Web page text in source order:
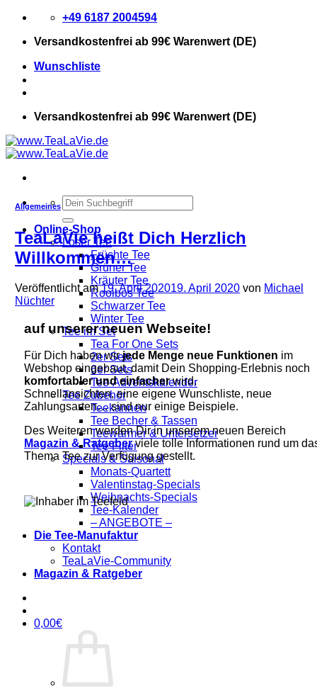
Zum
springen
+49 6187 2004594
Versandkostenfrei ab 99€ Warenwert (DE)
Wunschliste
Versandkostenfrei ab 99€ Warenwert (DE)
Suchen
nach:
Online-Shop
Loser Tee
Früchte Tee
Grüner Tee
Kräuter Tee
Rooibos Tee
Schwarzer Tee
Winter Tee
Tee im Set
Tea For One Sets
2er Sets
6er Sets
Tee-Adventskalender
Tee Zubehör
Teekannen
Tee Becher & Tassen
Teewärmer & Untersetzer
Tee Filter
Specials & Saisonal
Monats-Quartett
Valentinstag-Specials
Weihnachts-Specials
Tee-Kalender
– ANGEBOTE –
Die Tee-Manufaktur
Kontakt
TeaLaVie-Community
Magazin & Ratgeber
0,00€
Allgemeines
TeaLaVie heißt Dich Herzlich
Willkommen…
Veröffentlicht am19. April 202019. April 2020 von Michael
Nüchter
auf unserer neuen Webseite!
Für Dich haben wirjede Menge neue Funktionen im
Webshop eingebaut, damit Dein Shopping-Erlebnis noch
komfortabler und einfacherwird.
Schnellansichten, eine eigene Wunschliste, neue
Zahlungsarten… sind nur einige Beispiele.
Des Weiteren werden Dir in unserem neuen Bereich
Magazin & Ratgeberviele tolle Informationen rund um
Thema Tee zur Verfügung gestellt.